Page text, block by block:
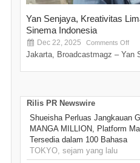
Yan Senjaya, Kreativitas
Sinema Indonesia
Dec 22, 2025 Comments Off
Jakarta, Broadcastmagz – Yan
Rilis PR Newswire
Shueisha Perluas Jangkauan
MANGA MILLION, Platform
Tersedia dalam 100 Bahasa
TOKYO, sejam yang lalu